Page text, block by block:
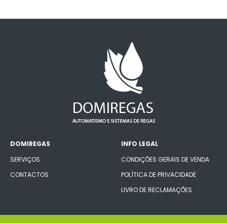
DOMIREGAS
SERVIÇOS
CONTACTOS
INFO LEGAL
CONDIÇÕES GERAIS DE VENDA
POLÍTICA DE PRIVACIDADE
LIVRO DE RECLAMAÇÕES
CONECTE-SE CONNOSCO